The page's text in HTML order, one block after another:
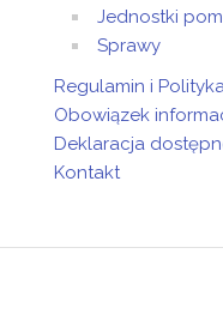
Jednostki
Sprawy
Regulamin i
Obowiązek
Deklaracja
Kontakt